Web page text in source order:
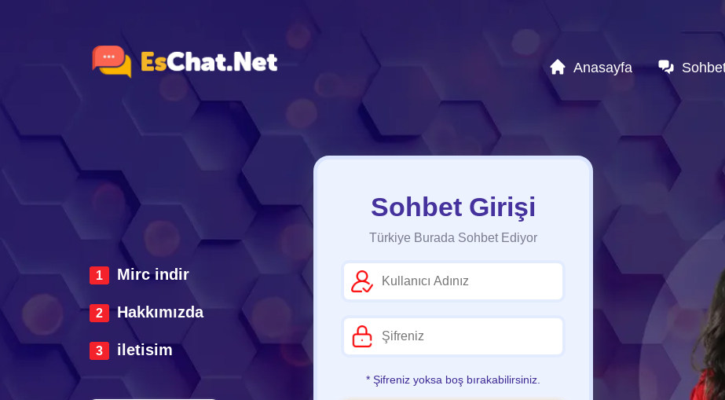
Anasayfa
Mirc indir
Hakkımızda
iletisim
Sohbet Girişi
Türkiye Burada Sohbet Ediyor
* Şifreniz yoksa boş bırakabilirsiniz.